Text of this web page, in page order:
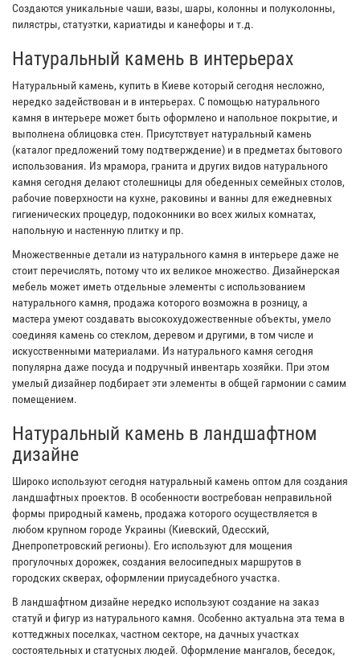
Создаются уникальные чаши, вазы, шары, колонны и полуколонны,
пилястры, статуэтки, кариатиды и канефоры и т.д.
Натуральный камень в интерьерах
Натуральный камень, купить в Киеве который сегодня несложно,
нередко задействован и в интерьерах. С помощью натурального
камня в интерьере может быть оформлено и напольное покрытие, и
выполнена облицовка стен. Присутствует натуральный камень
(каталог предложений тому подтверждение) и в предметах бытового
использования. Из мрамора, гранита и других видов натурального
камня сегодня делают столешницы для обеденных семейных столов,
рабочие поверхности на кухне, раковины и ванны для ежедневных
гигиенических процедур, подоконники во всех жилых комнатах,
напольную и настенную плитку и пр.
Множественные детали из натурального камня в интерьере даже не
стоит перечислять, потому что их великое множество. Дизайнерская
мебель может иметь отдельные элементы с использованием
натурального камня, продажа которого возможна в розницу, а
мастера умеют создавать высокохудожественные объекты, умело
соединяя камень со стеклом, деревом и другими, в том числе и
искусственными материалами. Из натурального камня сегодня
популярна даже посуда и подручный инвентарь хозяйки. При этом
умелый дизайнер подбирает эти элементы в общей гармонии с самим
помещением.
Натуральный камень в ландшафтном
дизайне
Широко используют сегодня натуральный камень оптом для создания
ландшафтных проектов. В особенности востребован неправильной
формы природный камень, продажа которого осуществляется в
любом крупном городе Украины (Киевский, Одесский,
Днепропетровский регионы). Его используют для мощения
прогулочных дорожек, создания велосипедных маршрутов в
городских скверах, оформлении приусадебного участка.
В ландшафтном дизайне нередко используют создание на заказ
статуй и фигур из натурального камня. Особенно актуальна эта тема в
коттеджных поселках, частном секторе, на дачных участках
состоятельных и статусных людей. Оформление мангалов, беседок,